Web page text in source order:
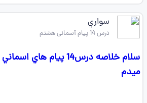
سواري
درس 14 پیام آسمانی هشتم
سلام خلاصه درس14 پيام
ميدم